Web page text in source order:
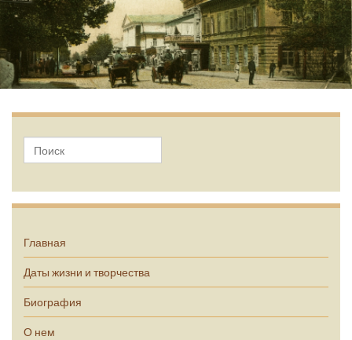
Главная
Даты жизни и творчества
Биография
О нем